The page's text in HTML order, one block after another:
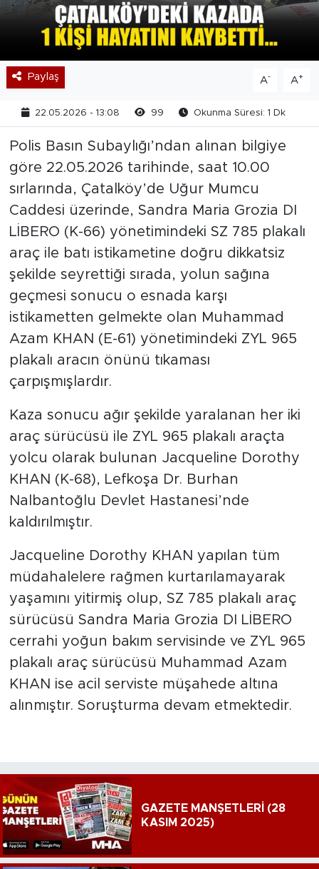
Paylaş A- A+
22.05.2026 - 13:08 99 Okunma Süresi: 1 Dk
Polis Basın Subaylığı’ndan alınan bilgiye
göre 22.05.2026 tarihinde, saat 10.00
sırlarında, Çatalköy’de Uğur Mumcu
Caddesi üzerinde, Sandra Maria Grozia DI
LİBERO (K-66) yönetimindeki SZ 785 plakalı
araç ile batı istikametine doğru dikkatsiz
şekilde seyrettiği sırada, yolun sağına
geçmesi sonucu o esnada karşı
istikametten gelmekte olan Muhammad
Azam KHAN (E-61) yönetimindeki ZYL 965
plakalı aracın önünü tıkaması
çarpışmışlardır.
Kaza sonucu ağır şekilde yaralanan her iki
araç sürücüsü ile ZYL 965 plakalı araçta
yolcu olarak bulunan Jacqueline Dorothy
KHAN (K-68), Lefkoşa Dr. Burhan
Nalbantoğlu Devlet Hastanesi’nde
kaldırılmıştır.
Jacqueline Dorothy KHAN yapılan tüm
müdahalelere rağmen kurtarılamayarak
yaşamını yitirmiş olup, SZ 785 plakalı araç
sürücüsü Sandra Maria Grozia DI LİBERO
cerrahi yoğun bakım servisinde ve ZYL 965
plakalı araç sürücüsü Muhammad Azam
KHAN ise acil serviste müşahede altına
alınmıştır. Soruşturma devam etmektedir.
GAZETE MANŞETLERİ (28
KASIM 2025)